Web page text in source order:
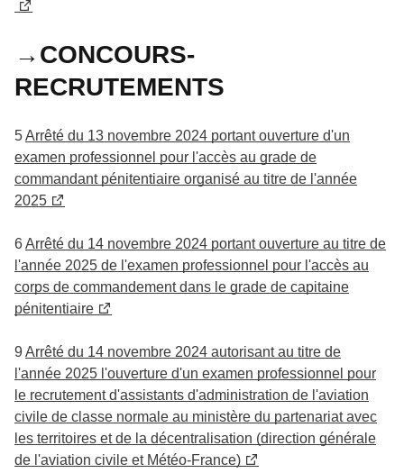
→CONCOURS-
RECRUTEMENTS
5Arrêté du 13 novembre 2024 portant ouverture d'un
examen professionnel pour l'accès au grade de
commandant pénitentiaire organisé au titre de l'année
2025
6Arrêté du 14 novembre 2024 portant ouverture au titre de
l'année 2025 de l'examen professionnel pour l'accès au
corps de commandement dans le grade de capitaine
pénitentiaire
9Arrêté du 14 novembre 2024 autorisant au titre de
l'année 2025 l'ouverture d'un examen professionnel pour
le recrutement d'assistants d'administration de l'aviation
civile de classe normale au ministère du partenariat avec
les territoires et de la décentralisation (direction générale
de l'aviation civile et Météo-France)